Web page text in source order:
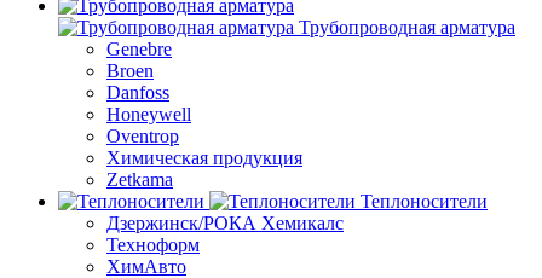
Трубопроводная арматура
Genebre
Broen
Danfoss
Honeywell
Oventrop
Химическая продукция
Zetkama
Теплоносители
Дзержинск/РОКА Хемикалс
Техноформ
ХимАвто